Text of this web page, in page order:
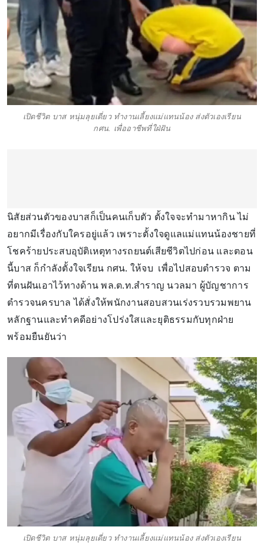
เปิดชีวิต บาส หนุ่มลุยเดี่ยว ทำงานเลี้ยงแม่แทนน้อง ส่งตัวเองเรียน
กศน. เพื่ออาชีพที่ใฝ่ฝัน
นิสัยส่วนตัวของบาสก็เป็นคนเก็บตัว ตั้งใจจะทำมาหากิน ไม่
อยากมีเรื่องกับใครอยู่แล้ว เพราะตั้งใจดูแลแม่แทนน้องชายที่
โชคร้ายประสบอุบัติเหตุทางรถยนต์เสียชีวิตไปก่อน และตอน
นี้บาส ก็กำลังตั้งใจเรียน กศน. ให้จบ เพื่อไปสอบตำรวจ ตาม
ที่ตนฝันเอาไว้ทางด้าน พล.ต.ท.สำราญ นวลมา ผู้บัญชาการ
ตำรวจนครบาล ได้สั่งให้พนักงานสอบสวนเร่งรวบรวมพยาน
หลักฐานและทำคดีอย่างโปร่งใสและยุติธรรมกับทุกฝ่าย
พร้อมยืนยันว่า
เปิดชีวิต บาส หนุ่มลุยเดี่ยว ทำงานเลี้ยงแม่แทนน้อง ส่งตัวเองเรียน